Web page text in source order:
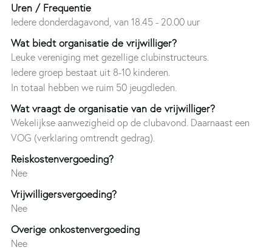
Uren / Frequentie
Iedere donderdagavond, van 18.45 - 20.00 uur
Wat biedt organisatie de vrijwilliger?
Leuke vereniging met gezellige clubinstructeurs.
Iedere groep bestaat uit 8-10 kinderen.
In totaal hebben we ruim 50 jeugdleden.
Wat vraagt de organisatie van de vrijwilliger?
Wekelijkse aanwezigheid op de clubavond. Daarnaast een
VOG (verklaring omtrendt gedrag).
Reiskostenvergoeding?
Nee
Vrijwilligersvergoeding?
Nee
Overige onkostenvergoeding
Nee